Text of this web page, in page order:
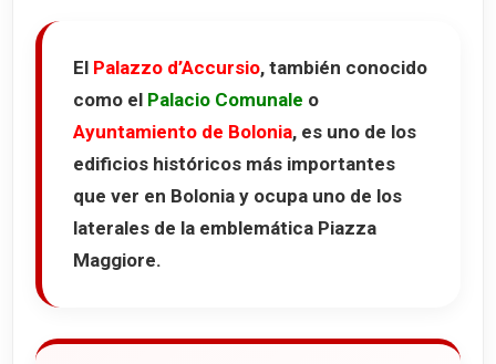
El Palazzo d’Accursio, también conocido
como el Palacio Comunale o
Ayuntamiento de Bolonia, es uno de los
edificios históricos más importantes
que ver en Bolonia y ocupa uno de los
laterales de la emblemática Piazza
Maggiore.